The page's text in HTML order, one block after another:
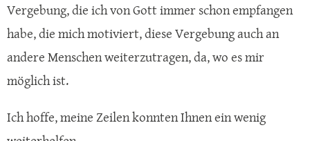
Vergebung, die ich von Gott immer schon empfangen
habe, die mich motiviert, diese Vergebung auch an
andere Menschen weiterzutragen, da, wo es mir
möglich ist.
Ich hoffe, meine Zeilen konnten Ihnen ein wenig